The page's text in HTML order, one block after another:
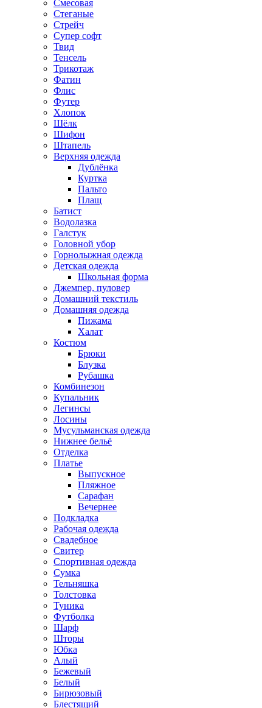
Смесовая
Стеганые
Стрейч
Супер софт
Твид
Тенсель
Трикотаж
Фатин
Флис
Футер
Хлопок
Шёлк
Шифон
Штапель
Верхняя одежда
Дублёнка
Куртка
Пальто
Плащ
Батист
Водолазка
Галстук
Головной убор
Горнолыжная одежда
Детская одежда
Школьная форма
Джемпер, пуловер
Домашний текстиль
Домашняя одежда
Пижама
Халат
Костюм
Брюки
Блузка
Рубашка
Комбинезон
Купальник
Легинсы
Лосины
Мусульманская одежда
Нижнее бельё
Отделка
Платье
Выпускное
Пляжное
Сарафан
Вечернее
Подкладка
Рабочая одежда
Свадебное
Свитер
Спортивная одежда
Сумка
Тельняшка
Толстовка
Туника
Футболка
Шарф
Шторы
Юбка
Алый
Бежевый
Белый
Бирюзовый
Блестящий